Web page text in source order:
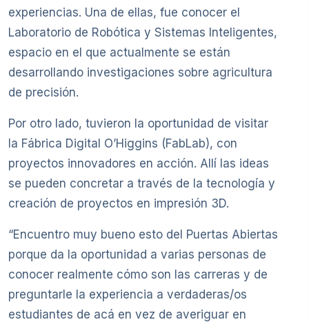
experiencias. Una de ellas, fue conocer el
Laboratorio de Robótica y Sistemas Inteligentes,
espacio en el que actualmente se están
desarrollando investigaciones sobre agricultura
de precisión.
Por otro lado, tuvieron la oportunidad de visitar
la Fábrica Digital O’Higgins (FabLab), con
proyectos innovadores en acción. Allí las ideas
se pueden concretar a través de la tecnología y
creación de proyectos en impresión 3D.
“Encuentro muy bueno esto del Puertas Abiertas
porque da la oportunidad a varias personas de
conocer realmente cómo son las carreras y de
preguntarle la experiencia a verdaderas/os
estudiantes de acá en vez de averiguar en